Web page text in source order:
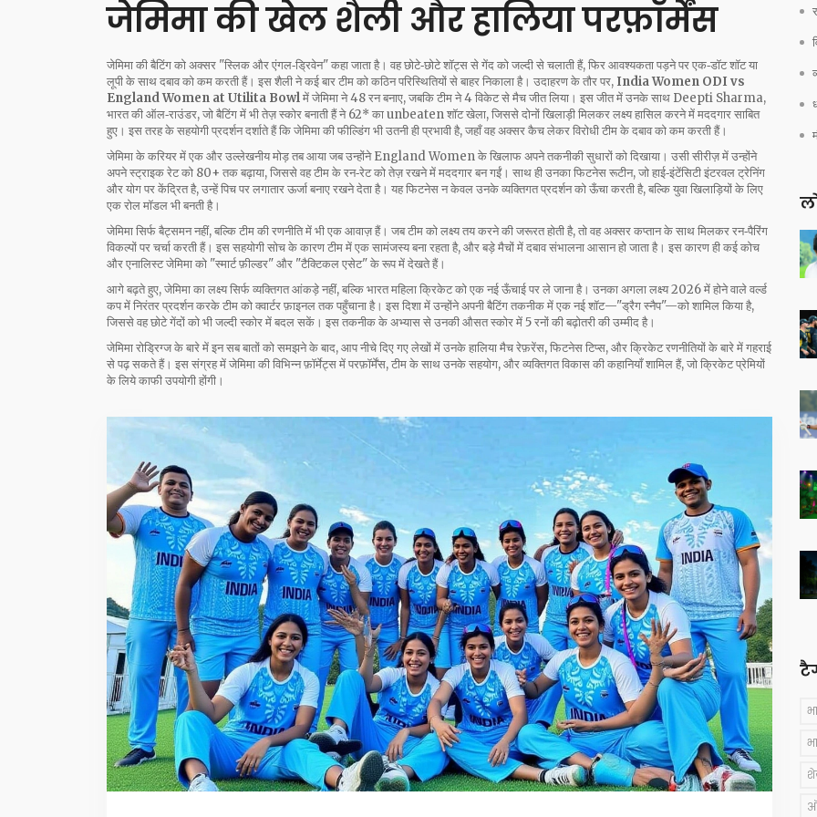
जेमिमा की खेल शैली और हालिया परफ़ॉर्मेंस
जेमिमा की बैटिंग को अक्सर "स्लिक और एंगल‑ड्रिवेन" कहा जाता है। वह छोटे‑छोटे शॉट्स से गेंद को जल्दी से चलाती हैं, फिर आवश्यकता पड़ने पर एक‑डॉट शॉट या
लूपी के साथ दबाव को कम करती हैं। इस शैली ने कई बार टीम को कठिन परिस्थितियों से बाहर निकाला है। उदाहरण के तौर पर, India Women ODI vs
England Women at Utilita Bowlमें जेमिमा ने 48 रन बनाए, जबकि टीम ने 4 विकेट से मैच जीत लिया। इस जीत में उनके साथ Deepti Sharma,
भारत की ऑल‑राउंडर, जो बैटिंग में भी तेज़ स्कोर बनाती हैंने 62* का unbeaten शॉट खेला, जिससे दोनों खिलाड़ी मिलकर लक्ष्य हासिल करने में मददगार साबित
हुए। इस तरह के सहयोगी प्रदर्शन दर्शाते हैं किजेमिमा की फील्डिंग भी उतनी ही प्रभावी है, जहाँ वह अक्सर कैच लेकर विरोधी टीम के दबाव को कम करती हैं।
जेमिमा के करियर में एक और उल्लेखनीय मोड़ तब आया जब उन्होंने England Women के खिलाफ अपने तकनीकी सुधारों को दिखाया। उसी सीरीज़ में उन्होंने
अपने स्ट्राइक रेट को 80+ तक बढ़ाया, जिससे वह टीम के रन‑रेट को तेज़ रखने में मददगार बन गईं। साथ ही उनका फिटनेस रूटीन, जो हाई‑इंटेंसिटी इंटरवल ट्रेनिंग
और योग पर केंद्रित है, उन्हें पिच पर लगातार ऊर्जा बनाए रखने देता है। यह फिटनेस न केवल उनके व्यक्तिगत प्रदर्शन को ऊँचा करती है, बल्कि युवा खिलाड़ियों के लिए
एक रोल मॉडल भी बनती है।
जेमिमा सिर्फ बैट्समन नहीं, बल्कि टीम की रणनीति में भी एक आवाज़ हैं। जब टीम को लक्ष्य तय करने की जरूरत होती है, तो वह अक्सर कप्तान के साथ मिलकर रन‑पैरिंग
विकल्पों पर चर्चा करती हैं। इस सहयोगी सोच के कारण टीम में एक सामंजस्य बना रहता है, और बड़े मैचों में दबाव संभालना आसान हो जाता है। इस कारण ही कई कोच
और एनालिस्ट जेमिमा को "स्मार्ट फ़ील्डर" और "टैक्टिकल एसेट" के रूप में देखते हैं।
आगे बढ़ते हुए, जेमिमा का लक्ष्य सिर्फ व्यक्तिगत आंकड़े नहीं, बल्कि भारत महिला क्रिकेट को एक नई ऊँचाई पर ले जाना है। उनका अगला लक्ष्य 2026 में होने वाले वर्ल्ड
कप में निरंतर प्रदर्शन करके टीम को क्वार्टर फ़ाइनल तक पहुँचाना है। इस दिशा में उन्होंने अपनी बैटिंग तकनीक में एक नई शॉट—"ड्रैग स्नैप"—को शामिल किया है,
जिससे वह छोटे गेंदों को भी जल्दी स्कोर में बदल सकें। इस तकनीक के अभ्यास से उनकी औसत स्कोर में 5 रनों की बढ़ोतरी की उम्मीद है।
जेमिमा रोड्रिग्ज के बारे में इन सब बातों को समझने के बाद, आप नीचे दिए गए लेखों में उनके हालिया मैच रेफ़रेंस, फिटनेस टिप्स, और क्रिकेट रणनीतियों के बारे में गहराई
से पढ़ सकते हैं। इस संग्रह में जेमिमा की विभिन्न फ़ॉर्मेट्स में परफ़ॉर्मेंस, टीम के साथ उनके सहयोग, और व्यक्तिगत विकास की कहानियाँ शामिल हैं, जो क्रिकेट प्रेमियों
के लिये काफी उपयोगी होंगी।